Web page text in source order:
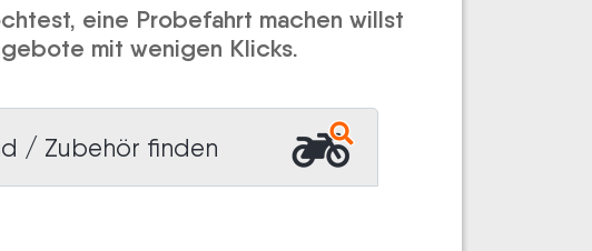
eine Probefahrt machen willst
mit wenigen Klicks.
/ Zubehör finden